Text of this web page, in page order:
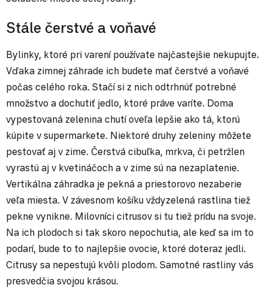
Stále čerstvé a voňavé
Bylinky, ktoré pri varení používate najčastejšie nekupujte.
Vďaka zimnej záhrade ich budete mať čerstvé a voňavé
počas celého roka. Stačí si z nich odtrhnúť potrebné
množstvo a dochutiť jedlo, ktoré práve varíte. Doma
vypestovaná zelenina chutí oveľa lepšie ako tá, ktorú
kúpite v supermarkete. Niektoré druhy zeleniny môžete
pestovať aj v zime. Čerstvá cibuľka, mrkva, či petržlen
vyrastú aj v kvetináčoch a v zime sú na nezaplatenie.
Vertikálna záhradka je pekná a priestorovo nezaberie
veľa miesta. V závesnom košíku vždyzelená rastlina tiež
pekne vynikne. Milovníci citrusov si tu tiež prídu na svoje.
Na ich plodoch si tak skoro nepochutia, ale keď sa im to
podarí, bude to to najlepšie ovocie, ktoré doteraz jedli.
Citrusy sa nepestujú kvôli plodom. Samotné rastliny vás
presvedčia svojou krásou.